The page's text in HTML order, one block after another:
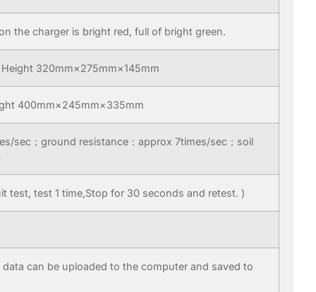
the charger is bright red, full of bright green.
320mm×275mm×145mm
400mm×245mm×335mm
sec；ground resistance：approx 7times/sec；soil
test, test 1 time,Stop for 30 seconds and retest. )
can be uploaded to the computer and saved to